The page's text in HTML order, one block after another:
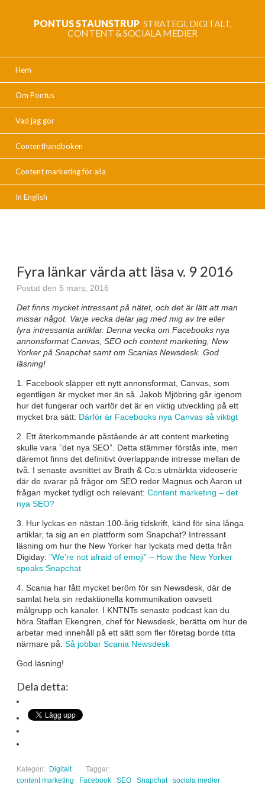
PONTUS STAUNSTRUP STRATEGI, DIGITALT,
CONTENT & SOCIALA MEDIER
Hem
Om Pontus
Vad jag gör
Contenthandboken
Content marketing för alla
In English
Fyra länkar värda att läsa v. 9 2016
Postat den 5 mars, 2016
Det finns mycket intressant på nätet, och det är lätt att man
missar något. Varje vecka delar jag med mig av tre eller
fyra intressanta artiklar. Denna vecka om Facebooks nya
annonsformat Canvas, SEO och content marketing, New
Yorker på Snapchat samt om Scanias Newsdesk. God
läsning!
1. Facebook släpper ett nytt annonsformat, Canvas, som
egentligen är mycket mer än så. Jakob Mjöbring går igenom
hur det fungerar och varför det är en viktig utveckling på ett
mycket bra sätt: Därför är Facebooks nya Canvas så viktigt
2. Ett återkommande påstående är att content marketing
skulle vara ”det nya SEO”. Detta stämmer förstås inte, men
däremot finns det definitivt överlappande intresse mellan de
två. I senaste avsnittet av Brath & Co:s utmärkta videoserie
där de svarar på frågor om SEO reder Magnus och Aaron ut
frågan mycket tydligt och relevant: Content marketing – det
nya SEO?
3. Hur lyckas en nästan 100-årig tidskrift, känd för sina långa
artiklar, ta sig an en plattform som Snapchat? Intressant
läsning om hur the New Yorker har lyckats med detta från
Digiday: ”We’re not afraid of emoji” – How the New Yorker
speaks Snapchat
4. Scania har fått mycket beröm för sin Newsdesk, där de
samlat hela sin redaktionella kommunikation oavsett
målgrupp och kanaler. I KNTNTs senaste podcast kan du
höra Staffan Ekengren, chef för Newsdesk, berätta om hur de
arbetar med innehåll på ett sätt som fler företag borde titta
närmare på: Så jobbar Scania Newsdesk
God läsning!
Dela detta:
Kategori: Digitalt
Taggar:
content marketing
Facebook SEO Snapchat sociala medier